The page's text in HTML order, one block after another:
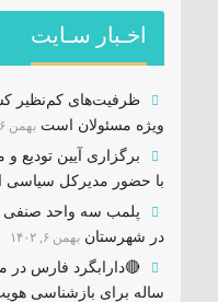
اخـبار سـایت
ظرفیت‌های کم‌نظیر
ویژه مسئولان است بهمن ۶, ۱۴۰۲
برگزاری آیین تودیع
با حضور مدیرکل سیاسی
پلمب سه واحد
در شهرستان بهمن ۶, ۱۴۰۲
ساله برای بازشناسی